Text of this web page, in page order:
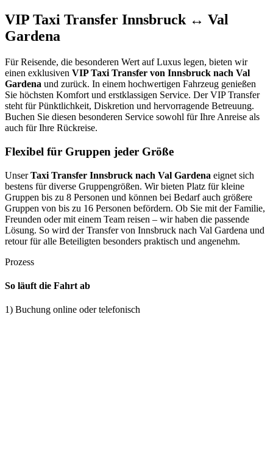
VIP Taxi Transfer Innsbruck ↔ Val
Gardena
Für Reisende, die besonderen Wert auf Luxus legen, bieten wir
einen exklusiven VIP Taxi Transfer von Innsbruck nach Val
Gardena und zurück. In einem hochwertigen Fahrzeug genießen
Sie höchsten Komfort und erstklassigen Service. Der VIP Transfer
steht für Pünktlichkeit, Diskretion und hervorragende Betreuung.
Buchen Sie diesen besonderen Service sowohl für Ihre Anreise als
auch für Ihre Rückreise.
Flexibel für Gruppen jeder Größe
UnserTaxi Transfer Innsbruck nach Val Gardena eignet sich
bestens für diverse Gruppengrößen. Wir bieten Platz für kleine
Gruppen bis zu 8 Personen und können bei Bedarf auch größere
Gruppen von bis zu 16 Personen befördern. Ob Sie mit der Familie,
Freunden oder mit einem Team reisen – wir haben die passende
Lösung. So wird der Transfer von Innsbruck nach Val Gardena und
retour für alle Beteiligten besonders praktisch und angenehm.
Prozess
So läuft die Fahrt ab
1) Buchung online oder telefonisch